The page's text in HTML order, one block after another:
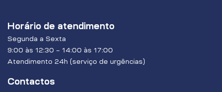
Horário de atendimento
Segunda a Sexta
9:00 às 12:30 – 14:00 às 17:00
Atendimento 24h (serviço de urgências)
Contactos